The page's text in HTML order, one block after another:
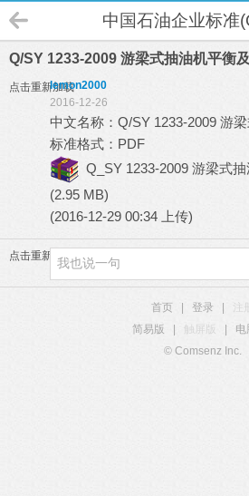
中国石油企业标准
Q/SY 1233-2009 游梁式抽油机平衡
点击重新加载lemon2000
2016-12-26
中文名称：Q/SY 1233-2009 游
标准格式：PDF
Q_SY 1233-2009 游梁式
(2.95 MB)
(2016-12-29 00:34 上传)
点击重新加载
首页 登录
简易版
触屏版 电
© Comsenz Inc.